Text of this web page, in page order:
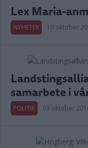
Lex Maria-
NYHETER 10 oktober
samarbete i
POLITIK 03 oktober